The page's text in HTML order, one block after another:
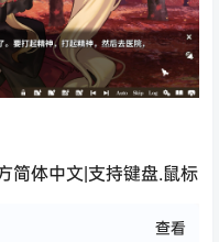
简体中文|支持键盘.鼠标
查看